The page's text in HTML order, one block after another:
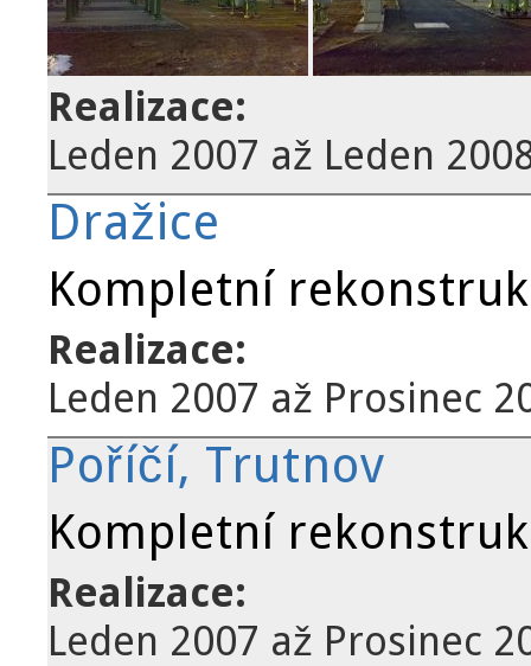
Realizace:
Leden 2007 až Leden
Dražice
Kompletní
Realizace:
Leden 2007 až Prosinec
Poříčí, Trutnov
Kompletní
Realizace:
Leden 2007 až Prosinec